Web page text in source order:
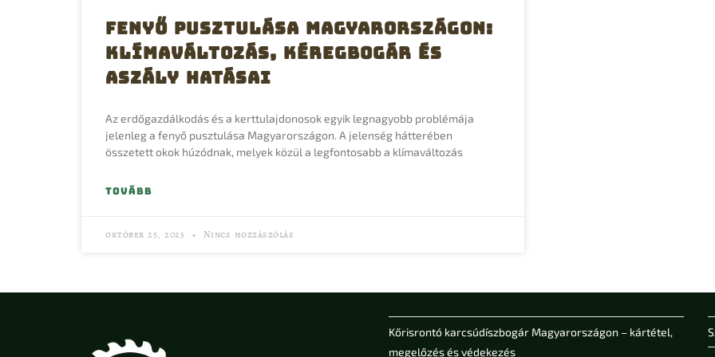
Fenyő pusztulása Magyarországon:
Klímaváltozás, Kéregbogár és
Aszály hatásai
Az erdőgazdálkodás és a kerttulajdonosok egyik legnagyobb problémája
jelenleg a fenyő pusztulása Magyarországon. A jelenség hátterében
összetett okok húzódnak, melyek közül a legfontosabb a klímaváltozás
TOVÁBB
október 25, 2025 Nincs hozzászólás
Kőrisrontó karcsúdíszbogár Magyarországon – kártétel,
megelőzés és védekezés